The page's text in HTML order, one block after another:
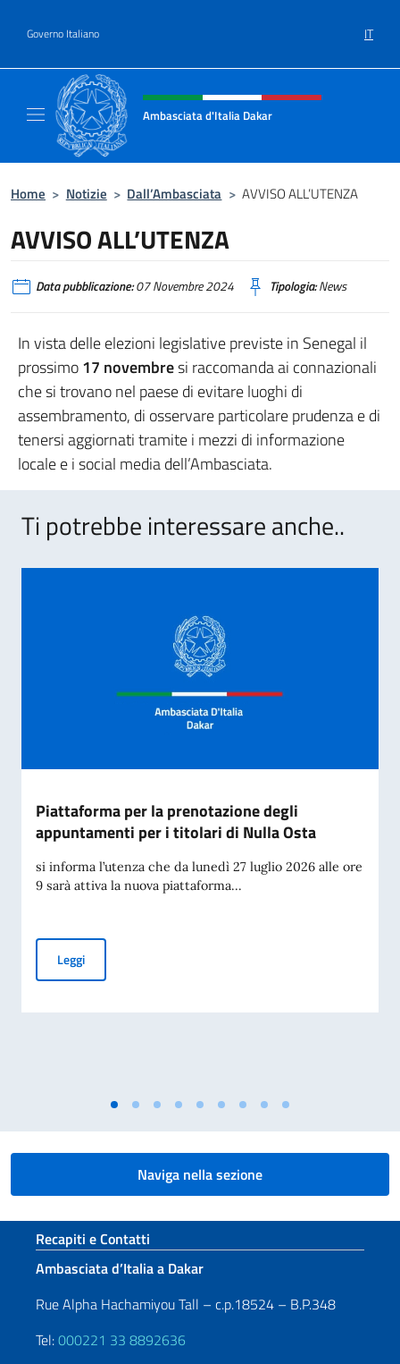
Governo Italiano IT
Intestazione sito, social e menù
Ambasciata d'Italia Dakar
Home > Notizie > Dall’Ambasciata > AVVISO ALL’UTENZA
AVVISO ALL’UTENZA
Data pubblicazione:07 Novembre 2024 Tipologia:News
In vista delle elezioni legislative previste in Senegal il
prossimo17 novembresi raccomanda ai connazionali
che si trovano nel paese di evitare luoghi di
assembramento, di osservare particolare prudenza e di
tenersi aggiornati tramite i mezzi di informazione
locale e i social media dell’Ambasciata.
Ti potrebbe interessare anche..
Piattaforma per la prenotazione degli
appuntamenti per i titolari di Nulla Osta
si informa l’utenza che da lunedì 27 luglio 2026 alle ore
9 sarà attiva la nuova piattaforma...
LeggiPiattaforma per la prenotazione degli appuntamenti per i
Naviga nella sezione
Sezione footer
Recapiti e Contatti
Ambasciata d’Italia a Dakar
Rue Alpha Hachamiyou Tall – c.p.18524 – B.P.348
Tel:000221 33 8892636